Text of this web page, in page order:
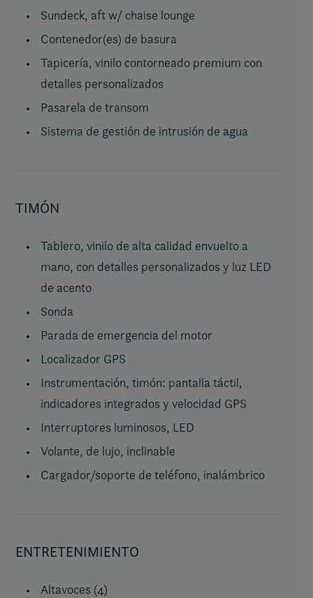
Sundeck, aft w/ chaise lounge
Contenedor(es) de basura
Tapicería, vinilo contorneado premium con
detalles personalizados
Pasarela de transom
Sistema de gestión de intrusión de agua
TIMÓN
Tablero, vinilo de alta calidad envuelto a
mano, con detalles personalizados y luz LED
de acento
Sonda
Parada de emergencia del motor
Localizador GPS
Instrumentación, timón: pantalla táctil,
indicadores integrados y velocidad GPS
Interruptores luminosos, LED
Volante, de lujo, inclinable
Cargador/soporte de teléfono, inalámbrico
ENTRETENIMIENTO
Altavoces (4)